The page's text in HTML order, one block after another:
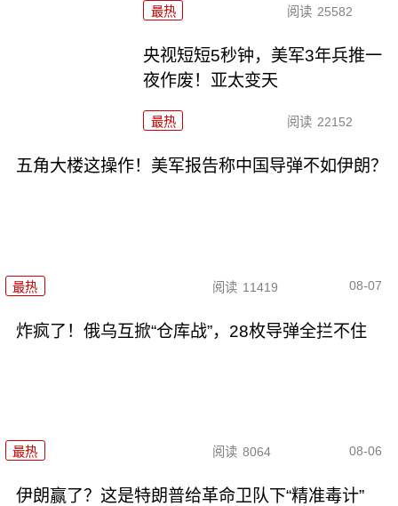
最热 阅读 25582
央视短短5秒钟，美军3年兵推一
夜作废！亚太变天
最热 阅读 22152
五角大楼这操作！美军报告称中国导弹不如伊朗？
最热 阅读 11419 08-07
炸疯了！俄乌互掀“仓库战”，28枚导弹全拦不住
最热 阅读 8064 08-06
伊朗赢了？这是特朗普给革命卫队下“精准毒计”